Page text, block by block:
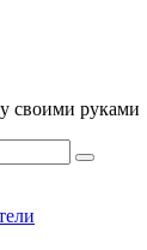
своими руками